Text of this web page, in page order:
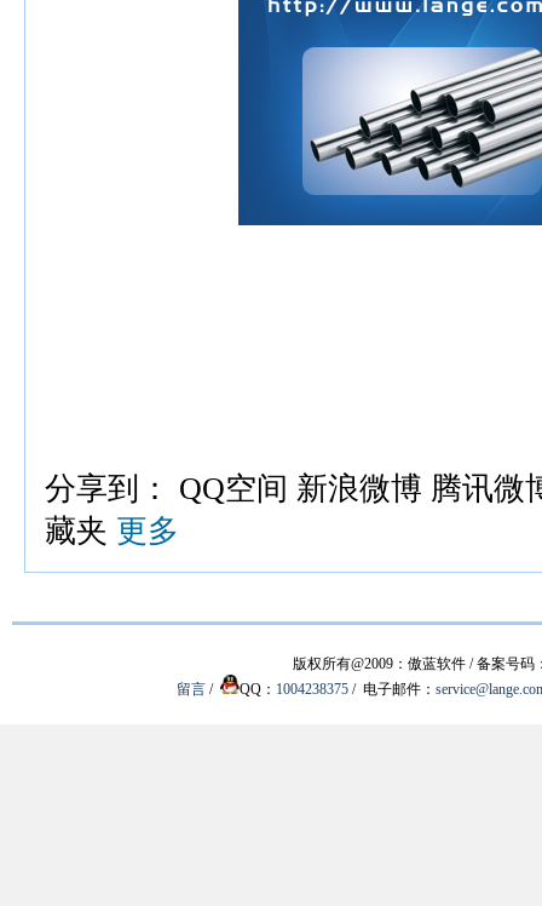
分享到： QQ空间 新浪微博 腾讯微
藏夹 更多
版权所有@2009：傲蓝软件 / 备案号码
留言 / QQ： 1004238375 / 电子邮件：